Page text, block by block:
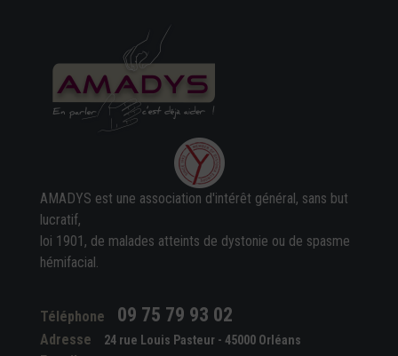
AMADYS est une association d'intérêt général, sans but
lucratif,
loi 1901, de malades atteints de dystonie ou de spasme
hémifacial.
Téléphone 09 75 79 93 02
Adresse 24 rue Louis Pasteur - 45000 Orléans